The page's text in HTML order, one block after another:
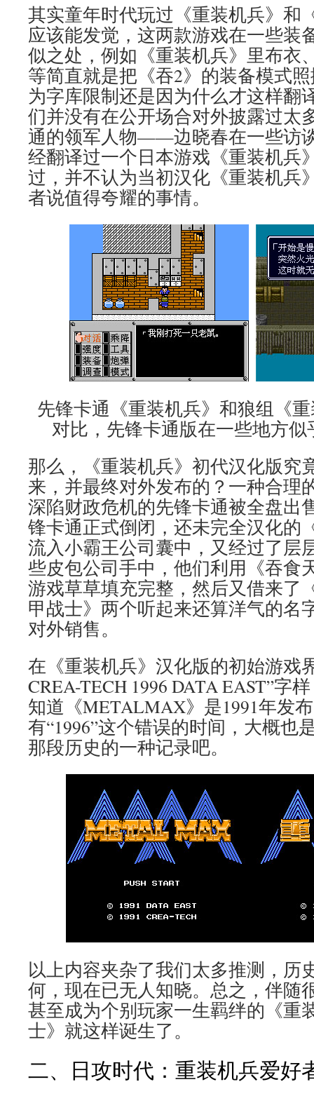
其实童年时代玩过《重装机兵》和
应该能发觉，这两款游戏在一些装
似之处，例如《重装机兵》里布衣
等简直就是把《吞2》的装备模式
为字库限制还是因为什么才这样翻
们并没有在公开场合对外披露过太
通的领军人物——边晓春在一些访
经翻译过一个日本游戏《重装机兵
过，并不认为当初汉化《重装机兵
者说值得夸耀的事情。
先锋卡通《重装机兵》和狼组《
对比，先锋卡通版在一些地方
那么，《重装机兵》初代汉化版究
来，并最终对外发布的？一种合理
深陷财政危机的先锋卡通被全盘出
锋卡通正式倒闭，还未完全汉化的
流入小霸王公司囊中，又经过了层
些皮包公司手中，他们利用《吞食
游戏草草填充完整，然后又借来了
甲战士》两个听起来还算洋气的名
对外销售。
在《重装机兵》汉化版的初始游戏
CREA-TECH 1996 DATA EAST”字
知道《METALMAX》是1991年发
有“1996”这个错误的时间，大概也
那段历史的一种记录吧。
以上内容夹杂了我们太多推测，历
何，现在已无人知晓。总之，伴随
甚至成为个别玩家一生羁绊的《重
士》就这样诞生了。
二、日攻时代：重装机兵爱好